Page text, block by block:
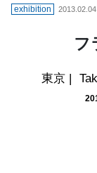
exhibition
フ
東京 |